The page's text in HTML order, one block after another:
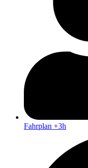
Fahrplan +3h